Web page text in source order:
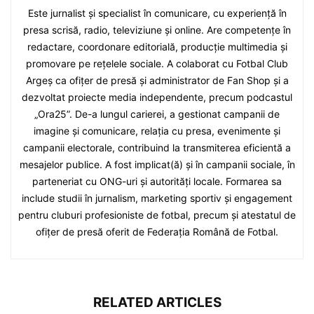
Este jurnalist și specialist în comunicare, cu experiență în
presa scrisă, radio, televiziune și online. Are competențe în
redactare, coordonare editorială, producție multimedia și
promovare pe rețelele sociale. A colaborat cu Fotbal Club
Argeș ca ofițer de presă și administrator de Fan Shop și a
dezvoltat proiecte media independente, precum podcastul
„Ora25”. De-a lungul carierei, a gestionat campanii de
imagine și comunicare, relația cu presa, evenimente și
campanii electorale, contribuind la transmiterea eficientă a
mesajelor publice. A fost implicat(ă) și în campanii sociale, în
parteneriat cu ONG-uri și autorități locale. Formarea sa
include studii în jurnalism, marketing sportiv și engagement
pentru cluburi profesioniste de fotbal, precum și atestatul de
ofițer de presă oferit de Federația Română de Fotbal.
RELATED ARTICLES